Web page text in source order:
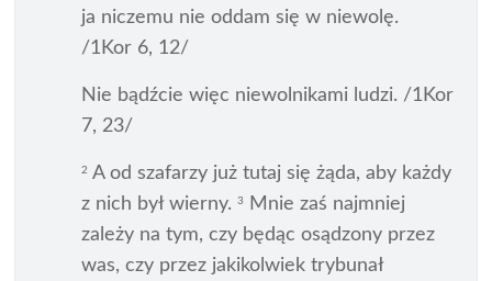
ja niczemu nie oddam się w niewolę.
/1Kor 6, 12/
Nie bądźcie więc niewolnikami ludzi. /1Kor
7, 23/
2 A od szafarzy już tutaj się żąda, aby każdy
z nich był wierny.3
Mnie zaś najmniej
zależy na tym, czy będąc osądzony przez
was, czy przez jakikolwiek trybunał